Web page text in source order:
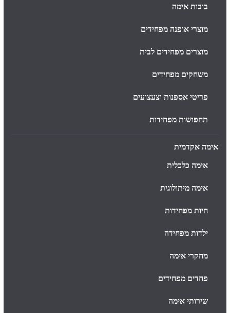
בובות אימה
מוצרי אופנה מפחידים
מוצרים מפחידים לבית
משחקים מפחידים
פריטי אספנות וצעצועים
תחפושות מפחידות
אימה אקדמית
אימה כלכלית
אימה מיתולוגית
חיות מפחידות
ילדות מפחידה
מחקרי אימה
פחדים מפחידים
שירותי אימה